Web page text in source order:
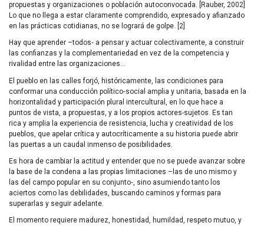
propuestas y organizaciones o población autoconvocada. [Rauber, 2002]
Lo que no llega a estar claramente comprendido, expresado y afianzado
en las prácticas cotidianas, no se logrará de golpe. [2]
Hay que aprender –todos‑ a pensar y actuar colectivamente, a construir
las confianzas y la complementariedad en vez de la competencia y
rivalidad entre las organizaciones…
El pueblo en las calles forjó, históricamente, las condiciones para
conformar una conducción político‑social amplia y unitaria, basada en la
horizontalidad y participación plural intercultural, en lo que hace a
puntos de vista, a propuestas, y a los propios actores-sujetos. Es tan
rica y amplia la experiencia de resistencia, lucha y creatividad de los
pueblos, que apelar crítica y autocríticamente a su historia puede abrir
las puertas a un caudal inmenso de posibilidades.
Es hora de cambiar la actitud y entender que no se puede avanzar sobre
la base de la condena a las propias limitaciones –las de uno mismo y
las del campo popular en su conjunto‑, sino asumiendo tanto los
aciertos como las debilidades, buscando caminos y formas para
superarlas y seguir adelante.
El momento requiere madurez, honestidad, humildad, respeto mutuo, y